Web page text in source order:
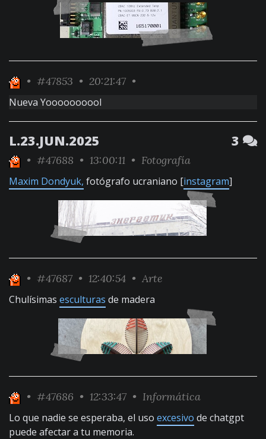
• #47853 • 20:21:47 •
Nueva Yoooooooool
L.23.JUN.2025 3
• #47688 • 13:00:11 • Fotografía
Maxim Dondyuk, fotógrafo ucraniano [instagram]
• #47687 • 12:40:54 • Arte
Chulísimas esculturas de madera
• #47686 • 12:33:47 • Informática
Lo que nadie se esperaba, el uso excesivo de chatgpt
puede afectar a tu memoria.